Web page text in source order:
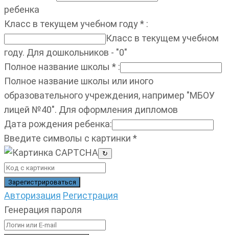
ребенка
Класс в текущем учебном году* :
Класс в текущем учебном
году. Для дошкольников - "0"
Полное название школы * :
Полное название школы или иного
образовательного учреждения, например "МБОУ
лицей №40". Для оформления дипломов
Дата рождения ребенка:
Введите символы с картинки *
↻
Авторизация Регистрация
Генерация пароля